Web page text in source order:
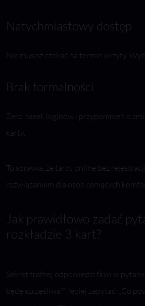
Natychmiastowy dostęp
Nie musisz czekać na termin wizyty.
Brak formalności
Zero haseł, loginów i przypomnień o
karty.
To sprawia, że tarot online bez
rozwiązaniem dla osób ceniących
Jak prawidłowo zadać
rozkładzie 3 kart?
Sekret trafnej odpowiedzi tkwi w
będę szczęśliwa?”, lepiej zapytać: „Co